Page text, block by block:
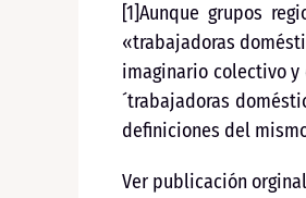
[1]Aunque grupos
«trabajadoras
imaginario colectivo y
´trabajadoras
definiciones del
Ver publicación